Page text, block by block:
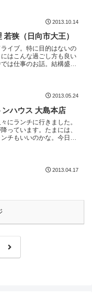
島太平洋マラソンの前哨戦
2013.10.14
若狭（日向市大王）
イブ。特に目的はないの
はこんな過ごし方も良い
は仕事のお話。結構盛り
た居酒屋さんが... 2013.05.24
ンハウス 大島本店
にランチに行きました。
っています。たまには、
チもいいのかな。今日の
本店は、はじ...
2013.04.17
次